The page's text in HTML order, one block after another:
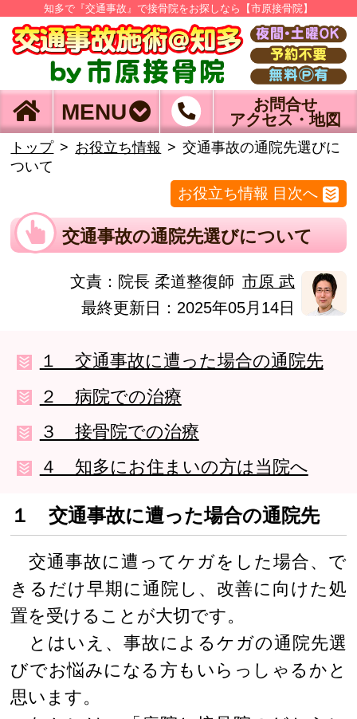
知多で『交通事故』で接骨院をお探しなら【市原接骨院】
MENU
お問合せ
アクセス・地図
トップ お役立ち情報
交通事故の通院先選びに
ついて
お役立ち情報 目次へ
交通事故の通院先選びについて
文責： 院長 柔道整復師 市原 武
最終更新日：2025年05月14日
１ 交通事故に遭った場合の通院先
２ 病院での治療
３ 接骨院での治療
４ 知多にお住まいの方は当院へ
１ 交通事故に遭った場合の通院先
交通事故に遭ってケガをした場合、で
きるだけ早期に通院し、改善に向けた処
置を受けることが大切です。
とはいえ、事故によるケガの通院先選
びでお悩みになる方もいらっしゃるかと
思います。